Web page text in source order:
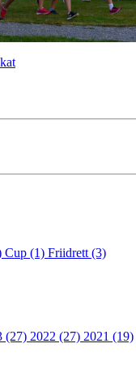
Cup (1) Friidrett (3)
(27) 2022 (27) 2021 (19)